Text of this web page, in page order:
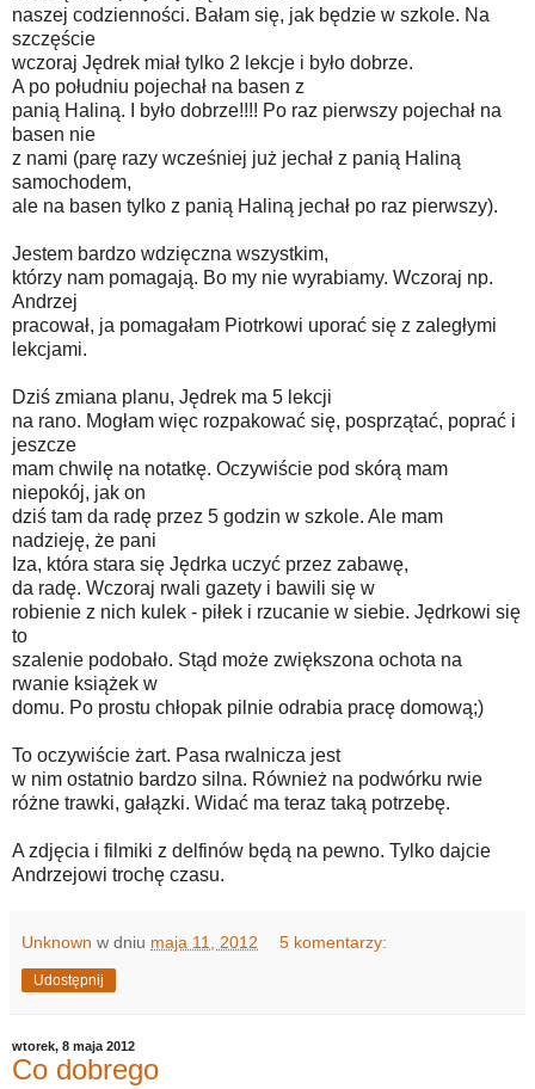
naszej codzienności. Bałam się, jak będzie w szkole. Na
szczęście
wczoraj Jędrek miał tylko 2 lekcje i było dobrze.
A po południu pojechał na basen z
panią Haliną. I było dobrze!!!! Po raz pierwszy pojechał na
basen nie
z nami (parę razy wcześniej już jechał z panią Haliną
samochodem,
ale na basen tylko z panią Haliną jechał po raz pierwszy).
Jestem bardzo wdzięczna wszystkim,
którzy nam pomagają. Bo my nie wyrabiamy. Wczoraj np.
Andrzej
pracował, ja pomagałam Piotrkowi uporać się z zaległymi
lekcjami.
Dziś zmiana planu, Jędrek ma 5 lekcji
na rano. Mogłam więc rozpakować się, posprzątać, poprać i
jeszcze
mam chwilę na notatkę. Oczywiście pod skórą mam
niepokój, jak on
dziś tam da radę przez 5 godzin w szkole. Ale mam
nadzieję, że pani
Iza, która stara się Jędrka uczyć przez zabawę,
da radę. Wczoraj rwali gazety i bawili się w
robienie z nich kulek - piłek i rzucanie w siebie. Jędrkowi się
to
szalenie podobało. Stąd może zwiększona ochota na
rwanie książek w
domu. Po prostu chłopak pilnie odrabia pracę domową;)
To oczywiście żart. Pasa rwalnicza jest
w nim ostatnio bardzo silna. Również na podwórku rwie
różne trawki, gałązki. Widać ma teraz taką potrzebę.
A zdjęcia i filmiki z delfinów będą na pewno. Tylko dajcie
Andrzejowi trochę czasu.
Unknown w dniu maja 11, 2012 5 komentarzy:
Udostępnij
wtorek, 8 maja 2012
Co dobrego